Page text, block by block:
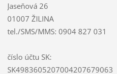
Jaseňová 26
01007 ŽILINA
tel./SMS/MMS: 0904 827 031
číslo účtu SK:
SK4983605207004207679063